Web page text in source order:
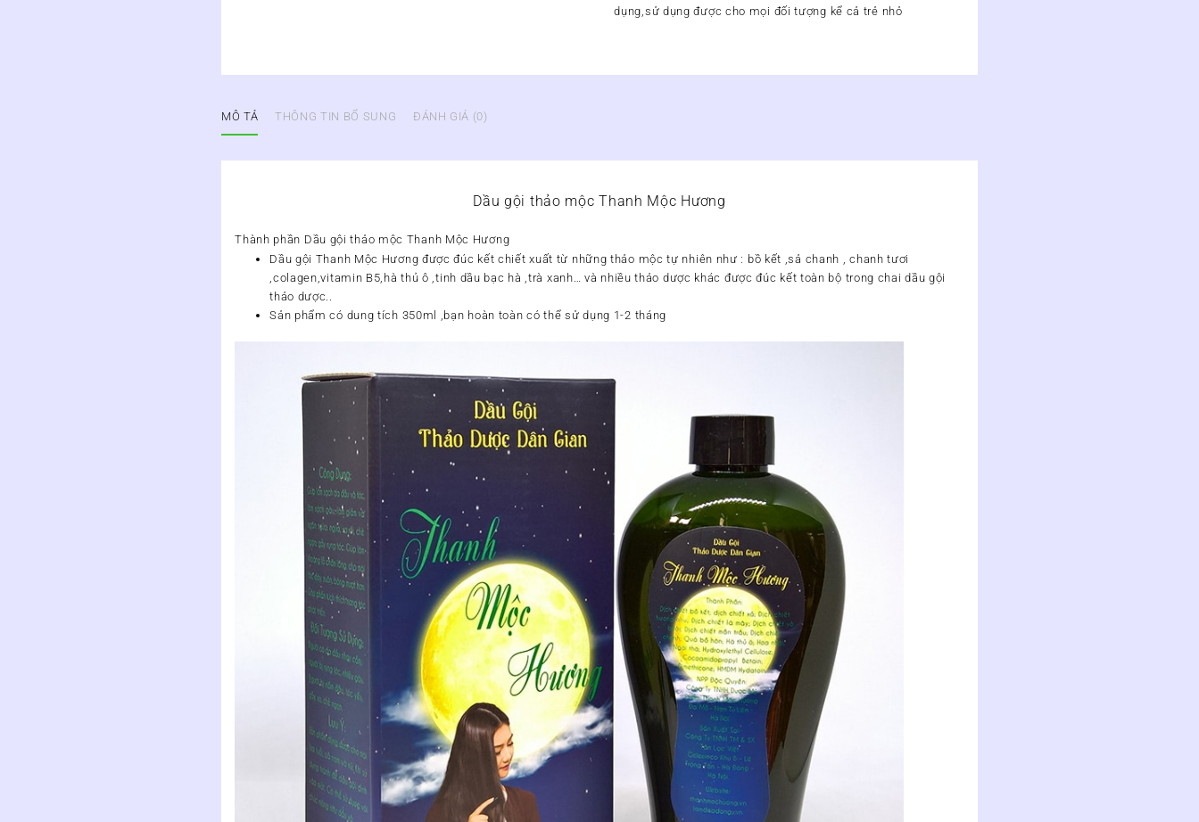
dụng,sử dụng được cho mọi đối tượng kể cả trẻ nhỏ
MÔ TẢ THÔNG TIN BỔ SUNG ĐÁNH GIÁ (0)
Dầu gội thảo mộc Thanh Mộc Hương
Thành phần Dầu gội thảo mộc Thanh Mộc Hương
Dầu gội Thanh Mộc Hương được đúc kết chiết xuất từ những thảo mộc tự nhiên như : bồ kết ,sả chanh , chanh tươi
,colagen,vitamin B5,hà thủ ô ,tinh dầu bạc hà ,trà xanh… và nhiều thảo dược khác được đúc kết toàn bộ trong chai dầu gội
thảo dược..
Sản phẩm có dung tích 350ml ,bạn hoàn toàn có thể sử dụng 1-2 tháng